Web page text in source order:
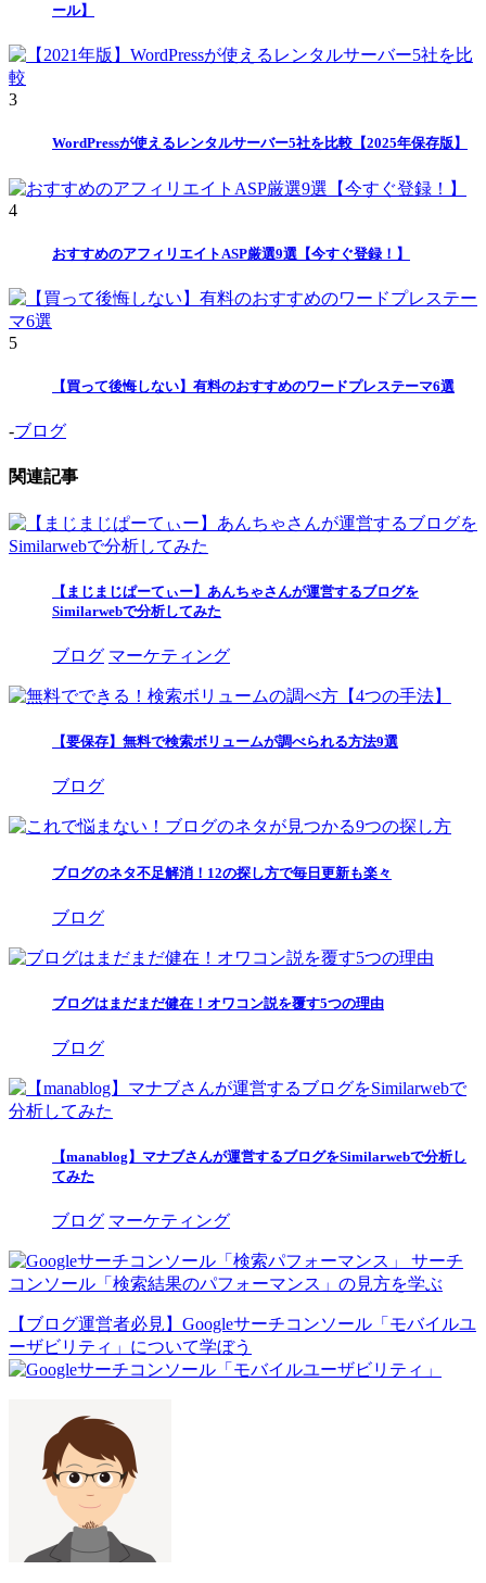
ール】
3
WordPressが使えるレンタルサーバー5社を比較【2025年保存版】
4
おすすめのアフィリエイトASP厳選9選【今すぐ登録！】
5
【買って後悔しない】有料のおすすめのワードプレステーマ6選
-ブログ
関連記事
【まじまじぱーてぃー】あんちゃさんが運営するブログを
Similarwebで分析してみた
ブログ マーケティング
【要保存】無料で検索ボリュームが調べられる方法9選
ブログ
ブログのネタ不足解消！12の探し方で毎日更新も楽々
ブログ
ブログはまだまだ健在！オワコン説を覆す5つの理由
ブログ
【manablog】マナブさんが運営するブログをSimilarwebで分析し
てみた
ブログ マーケティング
サーチ
コンソール「検索結果のパフォーマンス」の見方を学ぶ
【ブログ運営者必見】Googleサーチコンソール「モバイルユ
ーザビリティ」について学ぼう